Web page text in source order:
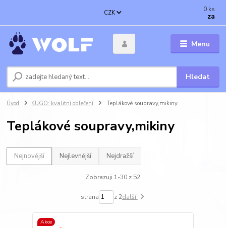
Menu
CZK
Hledat
0 ks
za
Úvod KUGO: kvalitní oblečení Teplákové soupravy,mikiny
Teplákové soupravy,mikiny
Nejnovější Nejlevnější Nejdražší
Zobrazuji 1-30 z 52
strana z 2další
Akce